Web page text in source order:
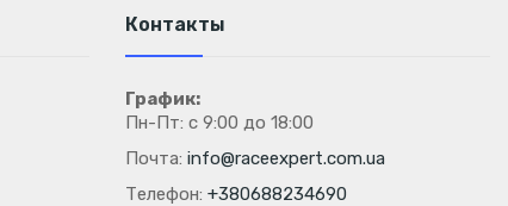
Контакты
График:
Пн-Пт: с 9:00 до 18:00
Почта: info@raceexpert.com.ua
Телефон: +380688234690